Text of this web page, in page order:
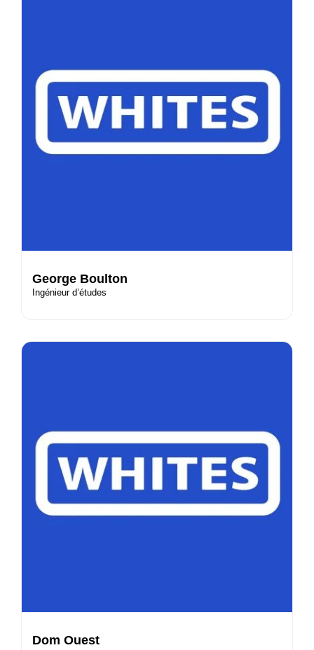
George Boulton
Ingénieur d’études
Dom Ouest